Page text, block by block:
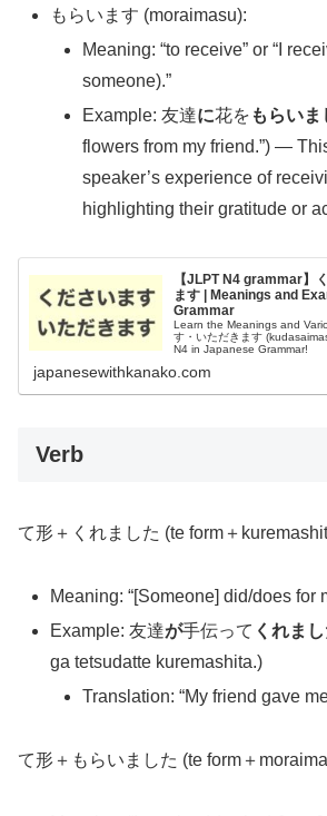
もらいます (moraimasu):
Meaning: “to receive” or “I
someone).”
Example: 友達に花を もらいま
flowers from my friend.”) —
speaker’s experience of
highlighting their gratitude or
【JLPT N4 grammar】
ます | Meanings and
Grammar
Learn the Meanings and
す・いただきます
N4 in Japanese Grammar!
japanesewithkanako.com
Verb
て形＋くれました (te form＋
Meaning: “[Someone] did/does for
Example: 友達が手伝って くれま
ga tetsudatte kuremashita.)
Translation: “My friend gave
て形＋もらいました (te form＋